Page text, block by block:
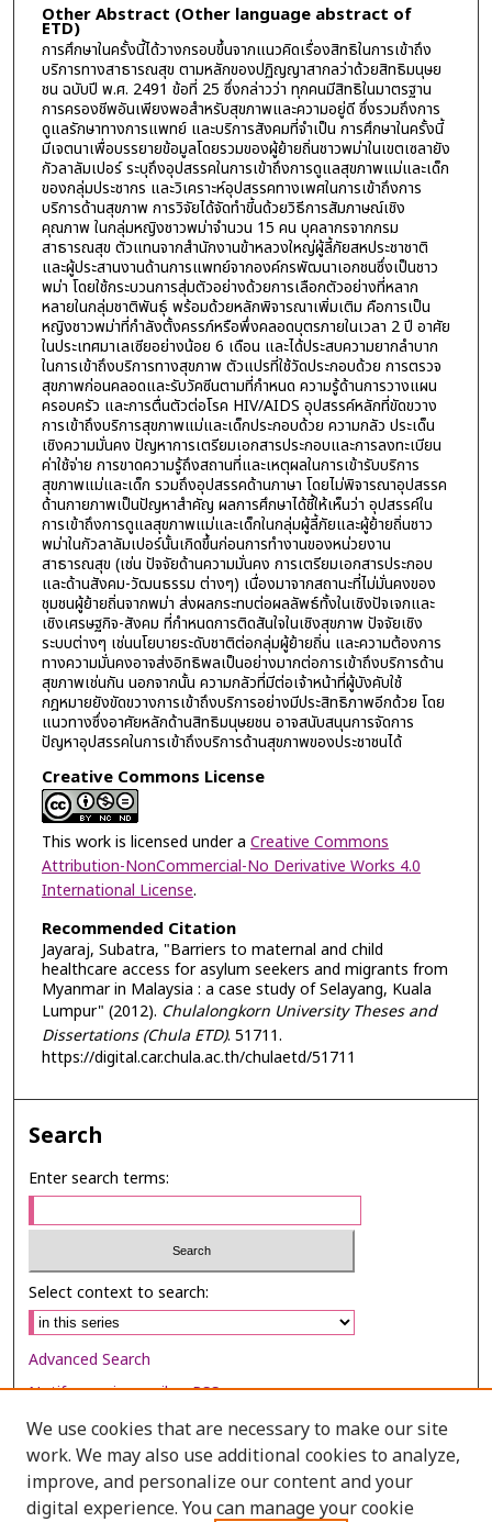
Other Abstract (Other language abstract of
ETD)
การศึกษาในครั้งนี้ได้วางกรอบขึ้นจากแนวคิดเรื่องสิทธิในการเข้าถึง
บริการทางสาธารณสุข ตามหลักของปฏิญญาสากลว่าด้วยสิทธิมนุษย
ชน ฉบับปี พ.ศ. 2491 ข้อที่ 25 ซึ่งกล่าวว่า ทุกคนมีสิทธิในมาตรฐาน
การครองชีพอันเพียงพอสำหรับสุขภาพและความอยู่ดี ซึ่งรวมถึงการ
ดูแลรักษาทางการแพทย์ และบริการสังคมที่จำเป็น การศึกษาในครั้งนี้
มีเจตนาเพื่อบรรยายข้อมูลโดยรวมของผู้ย้ายถิ่นชาวพม่าในเขตเซลายัง
กัวลาลัมเปอร์ ระบุถึงอุปสรรคในการเข้าถึงการดูแลสุขภาพแม่และเด็ก
ของกลุ่มประชากร และวิเคราะห์อุปสรรคทางเพศในการเข้าถึงการ
บริการด้านสุขภาพ การวิจัยได้จัดทำขี้นด้วยวิธีการสัมภาษณ์เชิง
คุณภาพ ในกลุ่มหญิงชาวพม่าจำนวน 15 คน บุคลากรจากกรม
สาธารณสุข ตัวแทนจากสำนักงานข้าหลวงใหญ่ผู้ลี้ภัยสหประชาชาติ
และผู้ประสานงานด้านการแพทย์จากองค์กรพัฒนาเอกชนซึ่งเป็นชาว
พม่า โดยใช้กระบวนการสุ่มตัวอย่างด้วยการเลือกตัวอย่างที่หลาก
หลายในกลุ่มชาติพันธุ์ พร้อมด้วยหลักพิจารณาเพิ่มเติม คือการเป็น
หญิงชาวพม่าที่กำลังตั้งครรภ์หรือพึ่งคลอดบุตรภายในเวลา 2 ปี อาศัย
ในประเทศมาเลเซียอย่างน้อย 6 เดือน และได้ประสบความยากลำบาก
ในการเข้าถึงบริการทางสุขภาพ ตัวแปรที่ใช้วัดประกอบด้วย การตรวจ
สุขภาพก่อนคลอดและรับวัคซีนตามที่กำหนด ความรู้ด้านการวางแผน
ครอบครัว และการตื่นตัวต่อโรค HIV/AIDS อุปสรรค์หลักที่ขัดขวาง
การเข้าถึงบริการสุขภาพแม่และเด็กประกอบด้วย ความกลัว ประเด็น
เชิงความมั่นคง ปัญหาการเตรียมเอกสารประกอบและการลงทะเบียน
ค่าใช้จ่าย การขาดความรู้ถึงสถานที่และเหตุผลในการเข้ารับบริการ
สุขภาพแม่และเด็ก รวมถึงอุปสรรคด้านภาษา โดยไม่พิจารณาอุปสรรค
ด้านกายภาพเป็นปัญหาสำคัญ ผลการศึกษาได้ชี้ให้เห็นว่า อุปสรรค์ใน
การเข้าถึงการดูแลสุขภาพแม่และเด็กในกลุ่มผู้ลี้ภัยและผู้ย้ายถิ่นชาว
พม่าในกัวลาลัมเปอร์นั้นเกิดขึ้นก่อนการทำงานของหน่วยงาน
สาธารณสุข (เช่น ปัจจัยด้านความมั่นคง การเตรียมเอกสารประกอบ
และด้านสังคม-วัฒนธรรม ต่างๆ) เนื่องมาจากสถานะที่ไม่มั่นคงของ
ชุมชนผู้ย้ายถิ่นจากพม่า ส่งผลกระทบต่อผลลัพธ์ทั้งในเชิงปัจเจกและ
เชิงเศรษฐกิจ-สังคม ที่กำหนดการติดสันใจในเชิงสุขภาพ ปัจจัยเชิง
ระบบต่างๆ เช่นนโยบายระดับชาติต่อกลุ่มผู้ย้ายถิ่น และความต้องการ
ทางความมั่นคงอาจส่งอิทธิพลเป็นอย่างมากต่อการเข้าถึงบริการด้าน
สุขภาพเช่นกัน นอกจากนั้น ความกลัวที่มีต่อเจ้าหน้าที่ผู้บังคับใช้
กฎหมายยังขัดขวางการเข้าถึงบริการอย่างมีประสิทธิภาพอีกด้วย โดย
แนวทางซึ่งอาศัยหลักด้านสิทธิมนุษยชน อาจสนับสนุนการจัดการ
ปัญหาอุปสรรคในการเข้าถึงบริการด้านสุขภาพของประชาชนได้
Creative Commons License
This work is licensed under a Creative Commons
Attribution-NonCommercial-No Derivative Works 4.0
International License.
Recommended Citation
Jayaraj, Subatra, "Barriers to maternal and child
healthcare access for asylum seekers and migrants from
Myanmar in Malaysia : a case study of Selayang, Kuala
Lumpur" (2012). Chulalongkorn University Theses and
Dissertations (Chula ETD). 51711.
https://digital.car.chula.ac.th/chulaetd/51711
Search
Enter search terms:
Select context to search:
Advanced Search
Notify me via email orRSS
Browse
Collections
Disciplines
We use cookies that are necessary to make our site
work. We may also use additional cookies to analyze,
improve, and personalize our content and your
digital experience. You can manage your cookie